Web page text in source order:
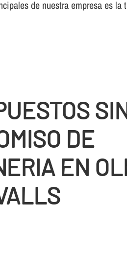
de nuestra empresa es la
DE
EN